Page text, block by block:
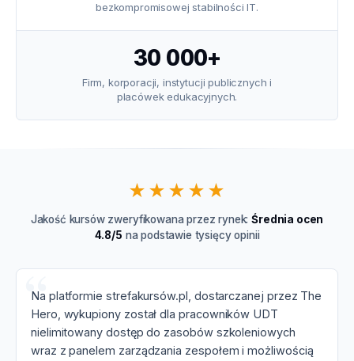
bezkompromisowej stabilności IT.
30 000+
Firm, korporacji, instytucji publicznych i
placówek edukacyjnych.
★★★★★
Jakość kursów zweryfikowana przez rynek:Średnia ocen
4.8/5 na podstawie tysięcy opinii
Na platformie strefakursów.pl, dostarczanej przez The
Hero, wykupiony został dla pracowników UDT
nielimitowany dostęp do zasobów szkoleniowych
wraz z panelem zarządzania zespołem i możliwością